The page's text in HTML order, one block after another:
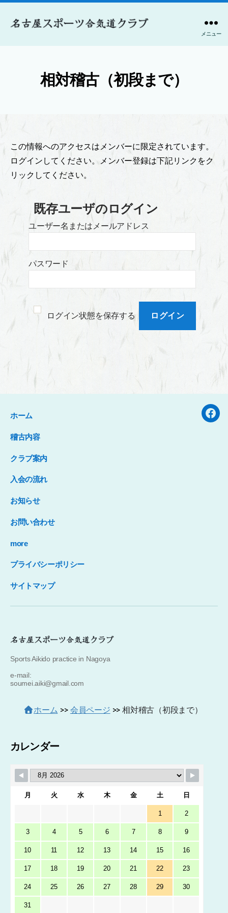
道
ク
ラ
メニュー
相対稽古（初段まで）
この情報へのアクセスはメンバーに限定されています。
ログインしてください。メンバー登録は下記リンクをク
リックしてください。
既存ユーザのログイン
ユーザー名またはメールアドレス
パスワード
ログイン状態を保存する
ホーム
稽古内容
クラブ案内
入会の流れ
お知らせ
お問い合わせ
more
プライバシーポリシー
サイトマップ
Sports Aikido practice in Nagoya
e-mail:
soumei.aiki@gmail.com
ホーム >> 会員ページ >> 相対稽古（初段まで）
カレンダー
月 火 水 木 金 土 日
1 2
3 4 5 6 7 8 9
10 11 12 13 14 15 16
17 18 19 20 21 22 23
24 25 26 27 28 29 30
31